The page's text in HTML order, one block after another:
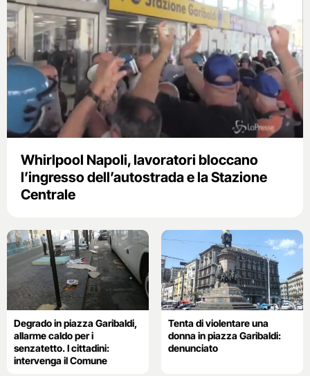
Whirlpool Napoli, lavoratori bloccano
l’ingresso dell’autostrada e la Stazione
Centrale
Degrado in piazza Garibaldi,
allarme caldo per i
senzatetto. I cittadini:
intervenga il Comune
Tenta di violentare una
donna in piazza Garibaldi:
denunciato